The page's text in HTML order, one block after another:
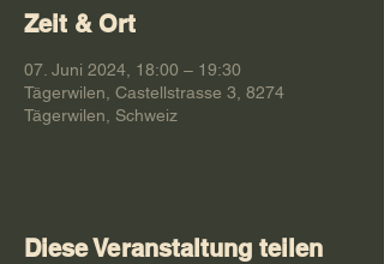
Zeit & Ort
07. Juni 2024, 18:00 – 19:30
Tägerwilen, Castellstrasse 3, 8274
Tägerwilen, Schweiz
Diese Veranstaltung teilen